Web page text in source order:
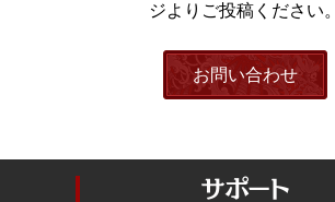
ジよりご投稿ください。
お問い合わせ